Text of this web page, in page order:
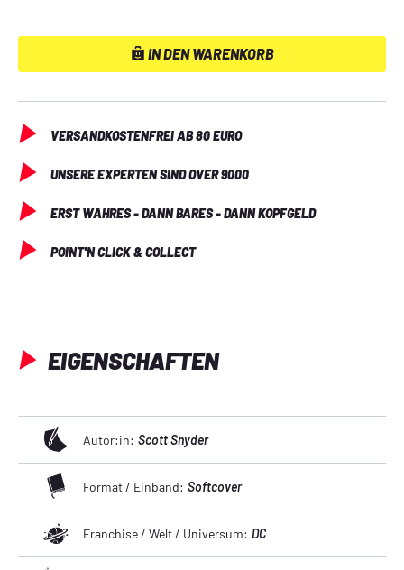
IN DEN WARENKORB
VERSANDKOSTENFREI AB 80 EURO
UNSERE EXPERTEN SIND OVER 9000
ERST WAHRES - DANN BARES - DANN KOPFGELD
POINT'N CLICK & COLLECT
EIGENSCHAFTEN
Autor:in: Scott Snyder
Format / Einband: Softcover
Franchise / Welt / Universum: DC